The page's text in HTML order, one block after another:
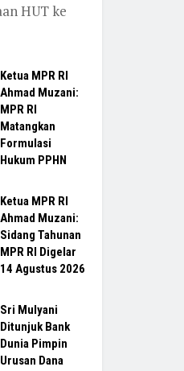
HUT ke
Ketua MPR RI
Ahmad Muzani:
MPR RI
Matangkan
Formulasi
Hukum PPHN
Ketua MPR RI
Ahmad Muzani:
Sidang Tahunan
MPR RI Digelar
14 Agustus 2026
Sri Mulyani
Ditunjuk Bank
Dunia Pimpin
Urusan Dana